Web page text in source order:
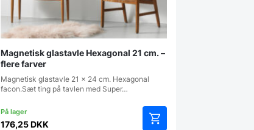
Magnetisk glastavle Hexagonal 21 cm. –
flere farver
Magnetisk glastavle 21 x 24 cm. Hexagonal
facon.Sæt ting på tavlen med Super…
176,25DKK